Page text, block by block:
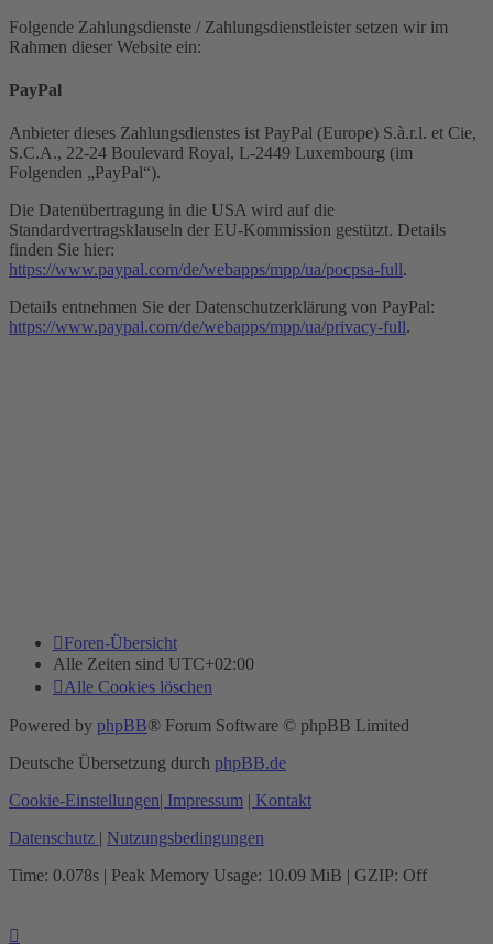
Folgende Zahlungsdienste / Zahlungsdienstleister setzen wir im
Rahmen dieser Website ein:
PayPal
Anbieter dieses Zahlungsdienstes ist PayPal (Europe) S.à.r.l. et Cie,
S.C.A., 22-24 Boulevard Royal, L-2449 Luxembourg (im
Folgenden „PayPal“).
Die Datenübertragung in die USA wird auf die
Standardvertragsklauseln der EU-Kommission gestützt. Details
finden Sie hier:
https://www.paypal.com/de/webapps/mpp/ua/pocpsa-full.
Details entnehmen Sie der Datenschutzerklärung von PayPal:
https://www.paypal.com/de/webapps/mpp/ua/privacy-full.
Foren-Übersicht
Alle Zeiten sind UTC+02:00
Alle Cookies löschen
Powered by phpBB® Forum Software © phpBB Limited
Deutsche Übersetzung durch phpBB.de
Cookie-Einstellungen| Impressum | Kontakt
Datenschutz | Nutzungsbedingungen
Time: 0.078s | Peak Memory Usage: 10.09 MiB | GZIP: Off